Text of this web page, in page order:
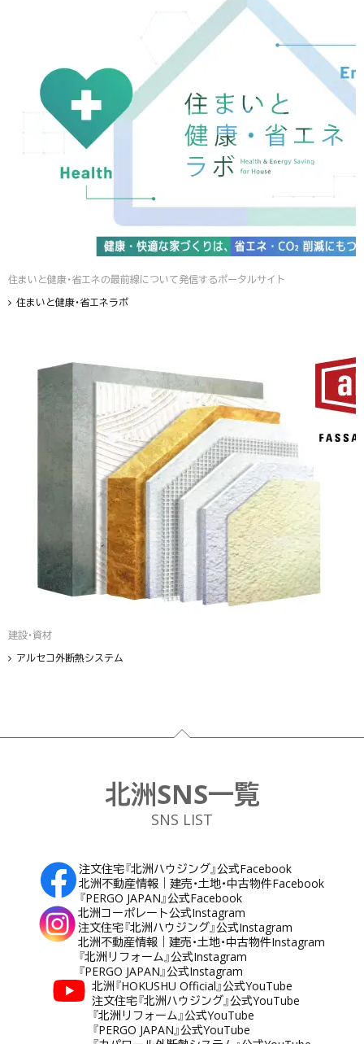
住まいと健康・省エネの最前線について発信するポータルサイト
住まいと健康・省エネラボ
建設・資材
アルセコ外断熱システム
フッター
北洲SNS一覧
SNS LIST
注文住宅『北洲ハウジング』公式Facebook
北洲不動産情報｜建売・土地・中古物件Facebook
『PERGO JAPAN』公式Facebook
北洲コーポレート公式Instagram
注文住宅『北洲ハウジング』公式Instagram
北洲不動産情報｜建売・土地・中古物件Instagram
『北洲リフォーム』公式Instagram
『PERGO JAPAN』公式Instagram
北洲『HOKUSHU Official』公式YouTube
注文住宅『北洲ハウジング』公式YouTube
『北洲リフォーム』公式YouTube
『PERGO JAPAN』公式YouTube